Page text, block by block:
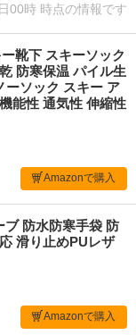
00時 時点の情報です
靴下 スキーソック
防寒保温 パイル生
ーソック スキー ア
能性 通気性 伸縮性
Amazonで購入
ブ 防水防寒手袋 防
滑り止めPUレザ
Amazonで購入